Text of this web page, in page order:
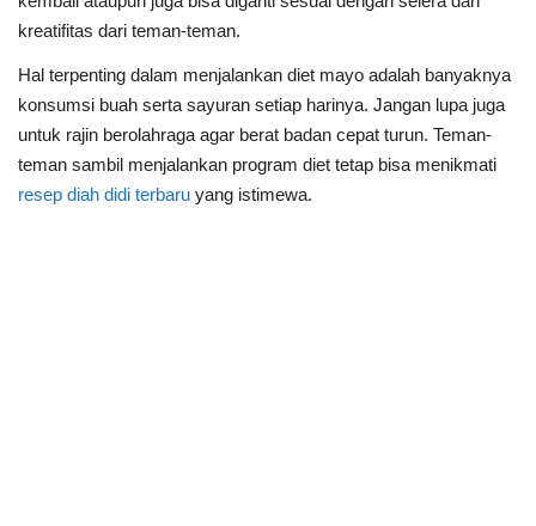
kreatifitas dari teman-teman.
Hal terpenting dalam menjalankan diet mayo adalah banyaknya
konsumsi buah serta sayuran setiap harinya. Jangan lupa juga
untuk rajin berolahraga agar berat badan cepat turun. Teman-
teman sambil menjalankan program diet tetap bisa menikmati
resep diah didi terbaru yang istimewa.